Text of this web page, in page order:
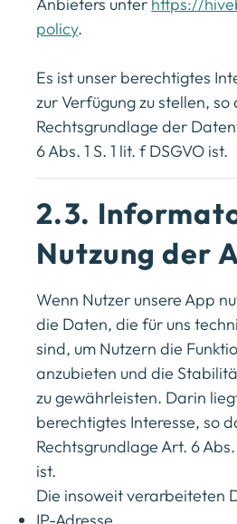
policy.
Es ist unser berechtigtes
zur Verfügung zu stellen, so
Rechtsgrundlage der
6 Abs. 1 S. 1 lit. f DSGVO ist.
2.3.
Nutzung der
Wenn Nutzer unsere App
die Daten, die für uns
sind, um Nutzern die
anzubieten und die
zu gewährleisten. Darin
berechtigtes Interesse, so
Rechtsgrundlage Art. 6 Abs.
ist.
Die insoweit verarbeiteten